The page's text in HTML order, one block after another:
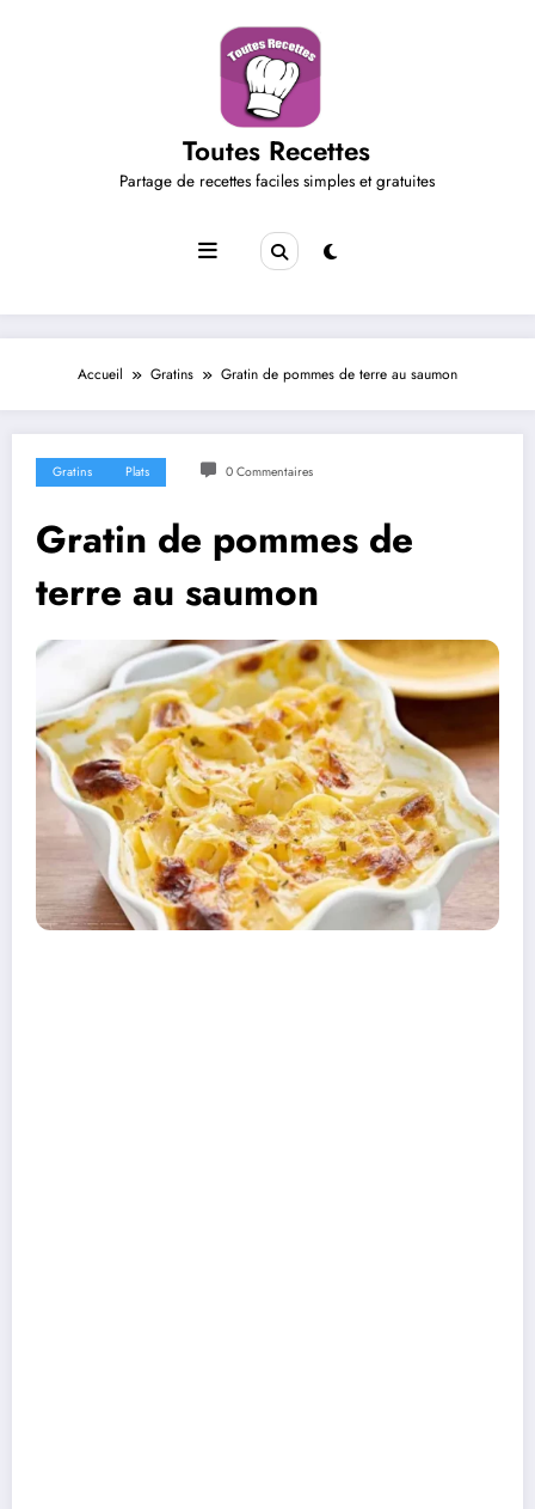
Toutes Recettes
Partage de recettes faciles simples et gratuites
Accueil Gratins Gratin de pommes de terre au saumon
Gratins Plats 0 Commentaires
Gratin de pommes de
terre au saumon